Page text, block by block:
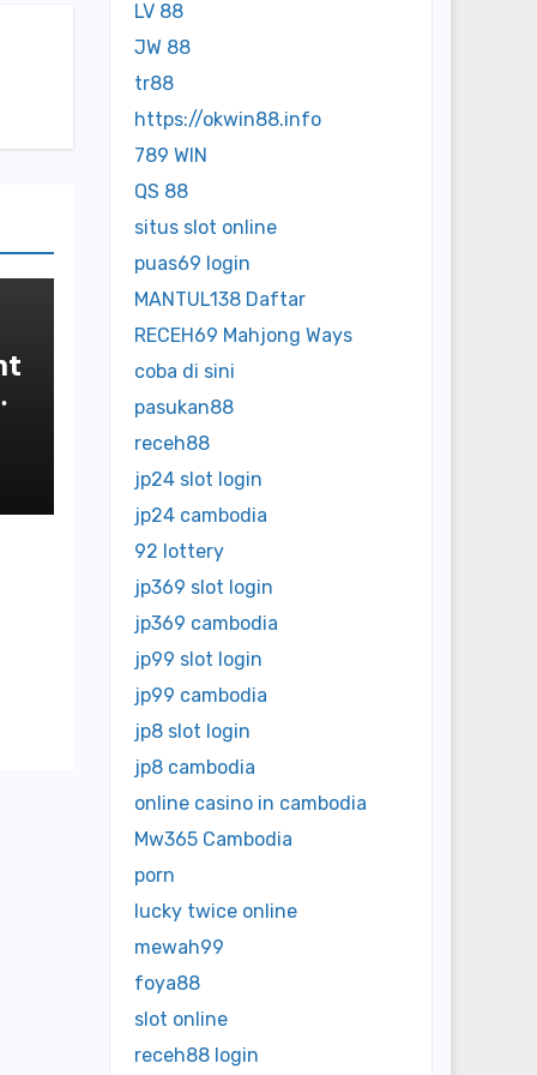
LV 88
JW 88
tr88
https://okwin88.info
789 WIN
QS 88
situs slot online
puas69 login
MANTUL138 Daftar
RECEH69 Mahjong Ways
coba di sini
pasukan88
receh88
jp24 slot login
jp24 cambodia
92 lottery
jp369 slot login
jp369 cambodia
jp99 slot login
jp99 cambodia
jp8 slot login
jp8 cambodia
online casino in cambodia
Mw365 Cambodia
porn
lucky twice online
mewah99
foya88
slot online
receh88 login